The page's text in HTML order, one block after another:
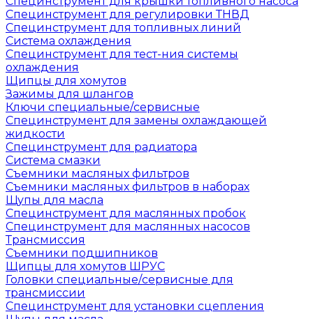
Специнструмент для регулировки ТНВД
Специнструмент для топливных линий
Система охлаждения
Специнструмент для тест-ния системы
охлаждения
Щипцы для хомутов
Зажимы для шлангов
Ключи специальные/сервисные
Специнструмент для замены охлаждающей
жидкости
Специнструмент для радиатора
Система смазки
Съемники масляных фильтров
Съемники масляных фильтров в наборах
Щупы для масла
Специнструмент для маслянных пробок
Специнструмент для маслянных насосов
Трансмиссия
Съемники подшипников
Щипцы для хомутов ШРУС
Головки специальные/сервисные для
трансмиссии
Специнструмент для установки сцепления